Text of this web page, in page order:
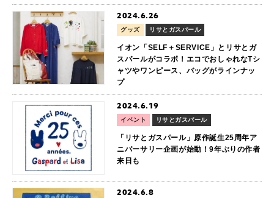
2024.6.26
グッズ リサとガスパール
イオン「SELF＋SERVICE」とリサとガ
スパールがコラボ！エコでおしゃれなTシ
ャツやワンピース、バッグがラインナッ
プ
2024.6.19
イベント リサとガスパール
「リサとガスパール」原作誕生25周年ア
ニバーサリー企画が始動！9年ぶりの作者
来日も
2024.6.8